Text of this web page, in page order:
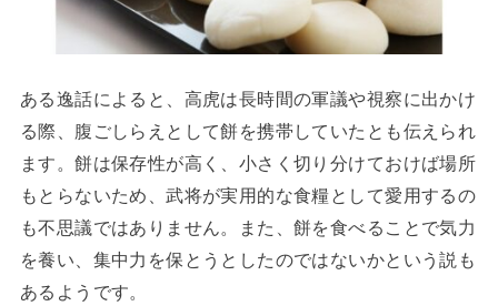
ある逸話によると、高虎は長時間の軍議や視察に出かけ
る際、腹ごしらえとして餅を携帯していたとも伝えられ
ます。餅は保存性が高く、小さく切り分けておけば場所
もとらないため、武将が実用的な食糧として愛用するの
も不思議ではありません。また、餅を食べることで気力
を養い、集中力を保とうとしたのではないかという説も
あるようです。